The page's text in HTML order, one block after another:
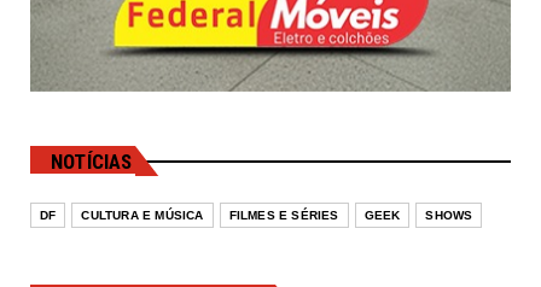
NOTÍCIAS
DF CULTURA E MÚSICA FILMES E SÉRIES GEEK SHOWS